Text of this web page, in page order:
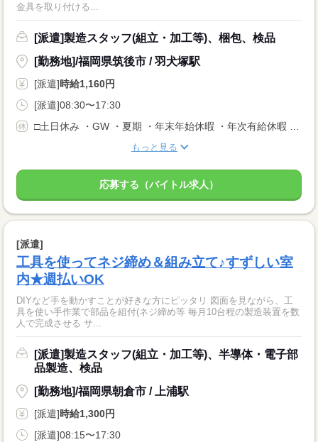
金具を取り付ける...
[派遣]製造スタッフ(組立・加工等)、梱包、検品
[勤務地]/福岡県筑後市 / 羽犬塚駅
[派遣]時給1,160円
[派遣]08:30〜17:30
□土日休み ・GW ・夏期 ・年末年始休暇 ・年次有給休暇 ＊月に1〜2回土曜日出勤有 ＊会社カレンダー有
もっと見る
応募する（バイトル求人）
[派遣]
工具を使ってネジ締め＆組み立て♪すずしい室
内★週払いOK
DIYなど手を動かすことが好きな方にピッタリ 図面を見ながら、工
具を使い手作業で部品を組付(ネジ締め等 毎月10台程の製造装置を数
人で完成させる サ...
[派遣]製造スタッフ(組立・加工等)、半導体・電子部
品製造、検品
[勤務地]/福岡県朝倉市 / 上浦駅
[派遣]時給1,300円
[派遣]08:15〜17:30